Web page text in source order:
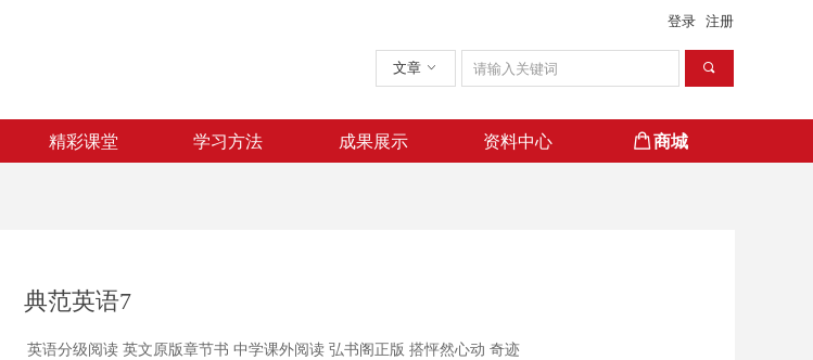
精彩课堂 学习方法 成果展示 资料中心 商城
登录 注册
끠
文章 ꀁ
ꂆ商城
典范英语7
英语分级阅读 英文原版章节书 中学课外阅读 弘书阁正版 搭怦然心动 奇迹